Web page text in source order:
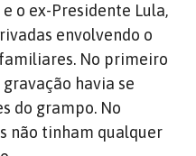
o ex-Presidente Lula,
envolvendo o
No primeiro
havia se
do grampo. No
não tinham qualquer